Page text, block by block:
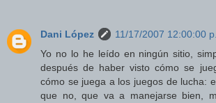
Dani López
11/17/2007 12:00:00
Yo no lo he leído en ningún sitio,
después de haber visto cómo se
cómo se juega a los juegos de lucha:
que no, que va a manejarse bien,